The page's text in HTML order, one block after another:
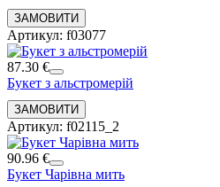
Артикул: f03077
87.30 €
Букет з альстромерій
Артикул: f02115_2
90.96 €
Букет Чарівна мить